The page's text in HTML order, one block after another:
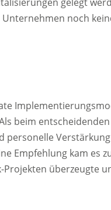
noch
beim
kam es
überzeugte